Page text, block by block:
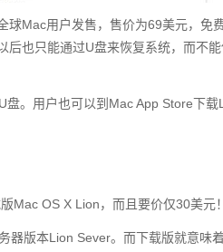
球Mac用户发售，售价为69美元，免
后也只能通过U盘来恢复系统，而不
。用户也可以到Mac App Store下载
Mac OS X Lion，而且要价仅30美元！
器版本Lion Sever。而下载版就意味